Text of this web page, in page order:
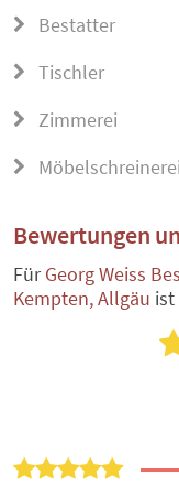
Bestatter
Tischler
Zimmerei
Möbelschreinerei
Bewertungen
FürGeorg Weiss
Kempten, Allgäu ist